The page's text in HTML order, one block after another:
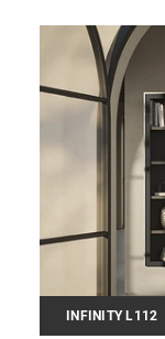
INFINITY L112